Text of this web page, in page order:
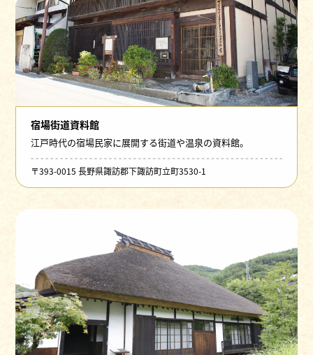
宿場街道資料館
江戸時代の宿場民家に展開する街道や温泉の資料館。
〒393-0015 長野県諏訪郡下諏訪町立町3530-1